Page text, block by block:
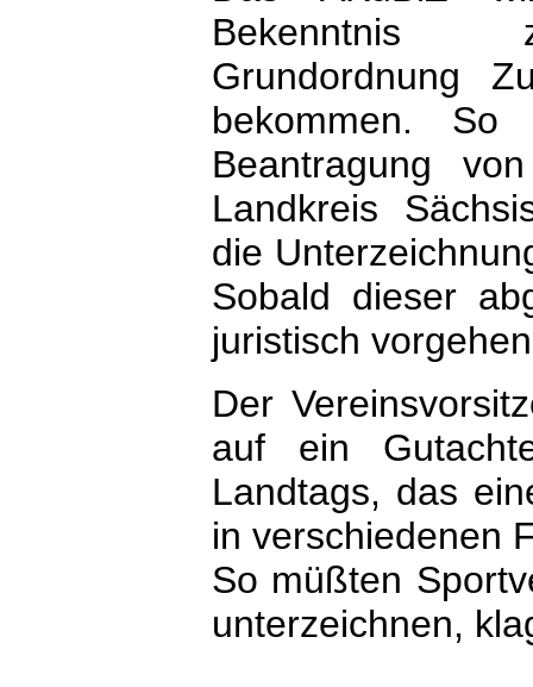
Bekenntnis
Grundordnung
bekommen.
Beantragung
Landkreis
die
Sobald dieser
juristisch
Der
auf ein
Landtags, das
in verschiedenen
So müßten
unterzeichnen,